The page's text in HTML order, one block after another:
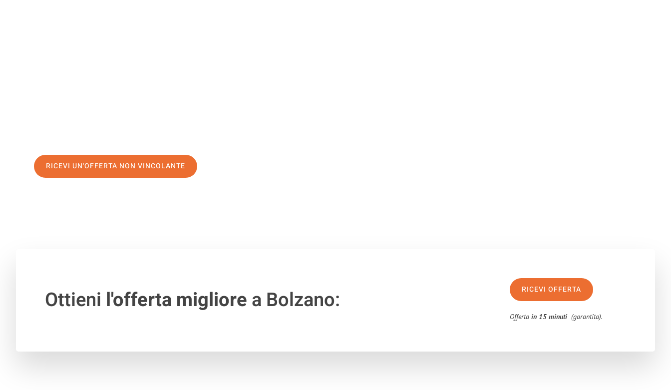
RICEVI UN'OFFERTA NON VINCOLANTE
Ottieni l'offerta migliorea Bolzano: RICEVI OFFERTA
Offertain 15 minuti (garantita).